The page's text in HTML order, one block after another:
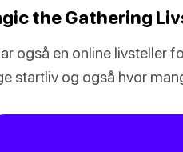
the Gathering
også en online livsteller
startliv og også hvor